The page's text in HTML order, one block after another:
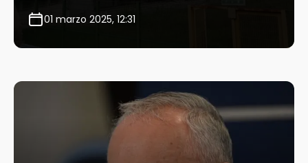
01 marzo 2025, 12:31